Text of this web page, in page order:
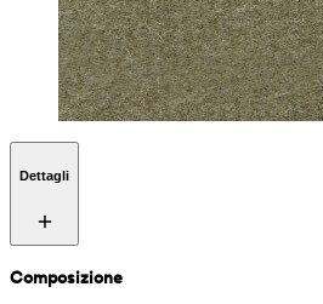
Dettagli
Composizione